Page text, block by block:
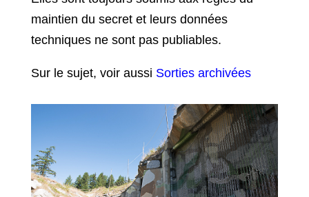
maintien du secret et leurs données
techniques ne sont pas publiables.
Sur le sujet, voir aussi Sorties archivées